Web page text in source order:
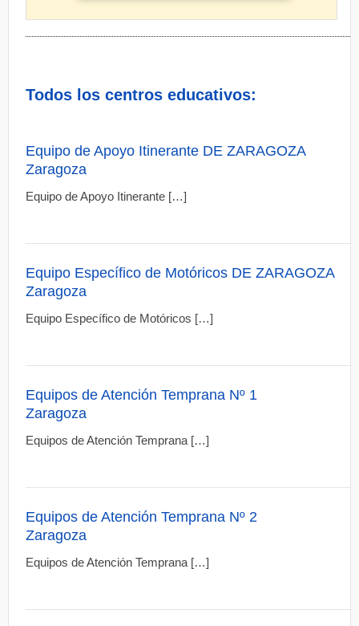
Todos los centros educativos:
Equipo de Apoyo Itinerante DE ZARAGOZA
Zaragoza
Equipo de Apoyo Itinerante […]
Equipo Específico de Motóricos DE ZARAGOZA
Zaragoza
Equipo Específico de Motóricos […]
Equipos de Atención Temprana Nº 1
Zaragoza
Equipos de Atención Temprana […]
Equipos de Atención Temprana Nº 2
Zaragoza
Equipos de Atención Temprana […]